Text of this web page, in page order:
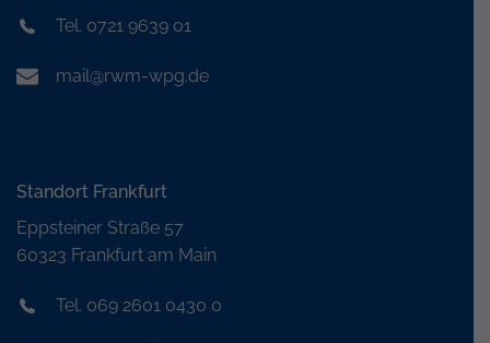
Tel. 0721 9639 01
mail@rwm-wpg.de
Standort Frankfurt
Eppsteiner Straße 57
60323 Frankfurt am Main
Tel. 069 2601 0430 0